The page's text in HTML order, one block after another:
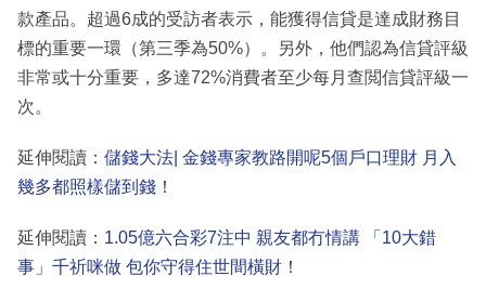
款產品。超過6成的受訪者表示，能獲得信貸是達成財務目
標的重要一環（第三季為50%）。另外，他們認為信貸評級
非常或十分重要，多達72%消費者至少每月查閲信貸評級一
次。
延伸閱讀： 儲錢大法| 金錢專家教路開呢5個戶口理財 月入
幾多都照樣儲到錢！
延伸閱讀： 1.05億六合彩7注中 親友都冇情講 「10大錯
事」千祈咪做 包你守得住世間橫財！